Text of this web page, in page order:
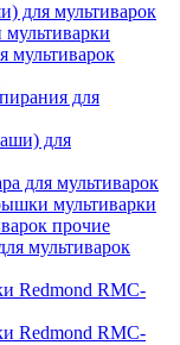
для мультиварок
мультиварок
для
для
для мультиварок
мультиварки
прочие
мультиварок
Redmond RMC-
Redmond RMC-